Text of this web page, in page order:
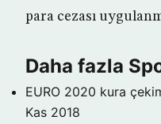
para cezası
Daha fazla
EURO 2020 kura
Kas 2018